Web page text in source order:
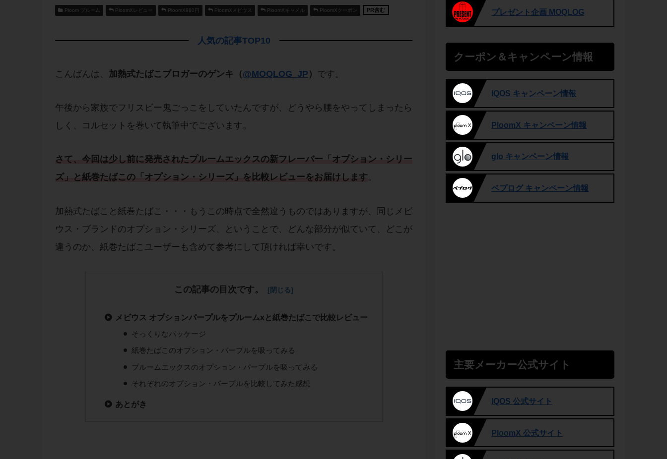
Ploom プルーム PloomXレビュー PloomX980円 PloomXメビウス PloomXキャメル PloomXクーポン PR含む
人気の記事TOP10
こんばんは、 加熱式たばこブロガーのゲンキ（@MOQLOG_JP ） です。
午後から家族でフリスビー鬼ごっこをしていたんですが、どうやら腰をやってしまったら
しく、コルセットを巻いて執筆中でございます。
さて、今回は少し前に発売された プルームエックスの新フレーバー 「 オプション・シリー
ズ 」と紙巻たばこ の「 オプション・シリーズ 」を 比較レビューをお届けします。
加熱式たばこと紙巻たばこ・・・もうこの時点で全然違うものではありますが、同じメビ
ウス・ブランドのオプション・シリーズ、ということで、どんな部分が似ていて、どこが
違うのか、紙巻たばこユーザーも含めて参考にして頂ければ幸いです。
この記事の目次です。
メビウス オプションパープルをプルームxと紙巻たばこで比較レビュー
そっくりなパッケージ
紙巻たばこのオプション・パープルを吸ってみる
プルームエックスのオプション・パープルを吸ってみる
それぞれのオプション・パープルを比較してみた感想
あとがき
プレゼント企画 MOQLOG
クーポン＆キャンペーン情報
IQOS キャンペーン情報
PloomX キャンペーン情報
glo キャンペーン情報
ベプログ キャンペーン情報
主要メーカー公式サイト
IQOS 公式サイト
PloomX 公式サイト